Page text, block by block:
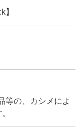
】
等の、カシメによ